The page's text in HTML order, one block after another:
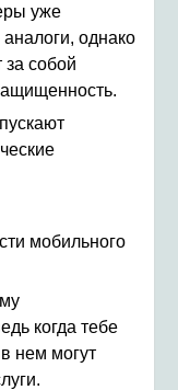
уже
однако
собой
мобильного
когда тебе
нем могут